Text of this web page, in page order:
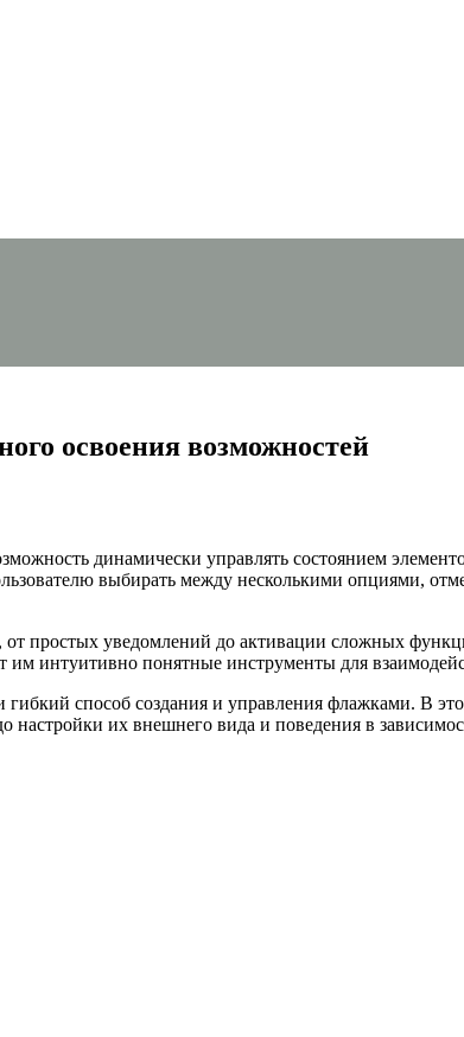
освоения возможностей
динамически управлять состоянием
выбирать между несколькими опциями,
от простых уведомлений до активации сложных
интуитивно понятные инструменты для
гибкий способ создания и управления флажками. В
их внешнего вида и поведения в